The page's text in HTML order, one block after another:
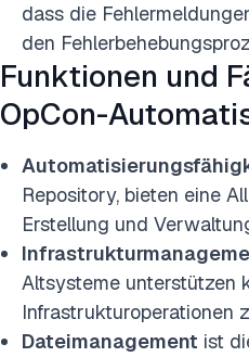
dass die
den
Funktionen und
OpCon-
Repository, bieten eine
Erstellung und
Altsysteme unterstützen
Infrastrukturoperationen
Dateimanagement ist